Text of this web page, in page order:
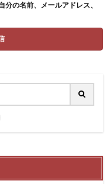
の名前、メールアドレス、